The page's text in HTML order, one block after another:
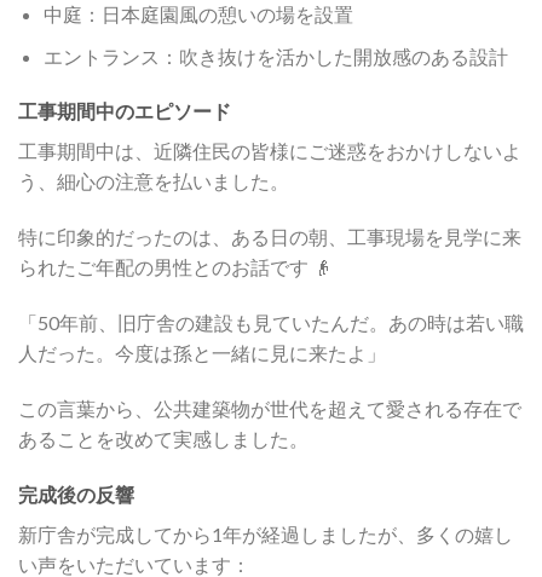
中庭：日本庭園風の憩いの場を設置
エントランス：吹き抜けを活かした開放感のある設計
工事期間中のエピソード
工事期間中は、近隣住民の皆様にご迷惑をおかけしないよ
う、細心の注意を払いました。
特に印象的だったのは、ある日の朝、工事現場を見学に来
られたご年配の男性とのお話です 👴
「50年前、旧庁舎の建設も見ていたんだ。あの時は若い職
人だった。今度は孫と一緒に見に来たよ」
この言葉から、公共建築物が世代を超えて愛される存在で
あることを改めて実感しました。
完成後の反響
新庁舎が完成してから1年が経過しましたが、多くの嬉し
い声をいただいています：